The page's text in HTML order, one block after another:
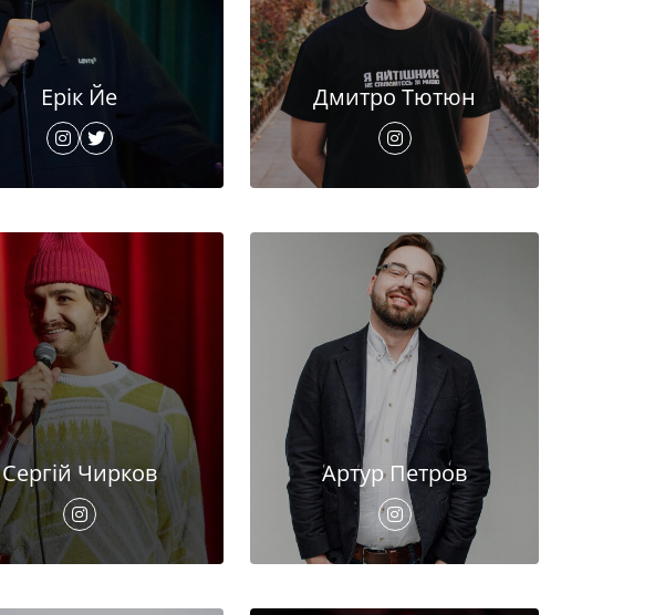
Ерік Йе Дмитро Тютюн
Сергій Чирков Артур Петров